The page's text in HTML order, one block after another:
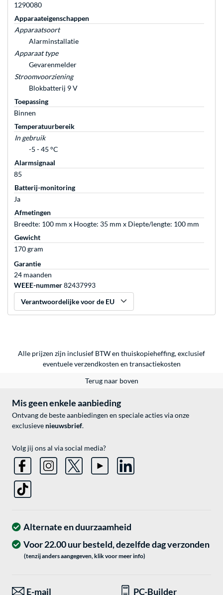
1290080
Apparaateigenschappen
Apparaatsoort
Alarminstallatie
Apparaat type
Gevarenmelder
Stroomvoorziening
Blokbatterij 9 V
Toepassing
Binnen
Temperatuurbereik
In gebruik
-5 - 45 °C
Alarmsignaal
85
Batterij-monitoring
Ja
Afmetingen
Breedte: 100 mm x Hoogte: 35 mm x Diepte/lengte: 100 mm
Gewicht
170 gram
Garantie
24 maanden
WEEE-nummer82437993
Verantwoordelijke voor de EU
Alle prijzen zijn inclusief BTW en thuiskopieheffing, exclusief
eventueleverzendkosten en transactiekosten
Terug naar boven
Mis geen enkele aanbieding
Ontvang de beste aanbiedingen en speciale acties via onze
exclusieve nieuwsbrief.
Volg jij ons al via social media?
Alternate en duurzaamheid
Voor 22.00 uur besteld, dezelfde dag verzonden
(tenzij anders aangegeven, klik voor meer info)
E-mail PC-Builder